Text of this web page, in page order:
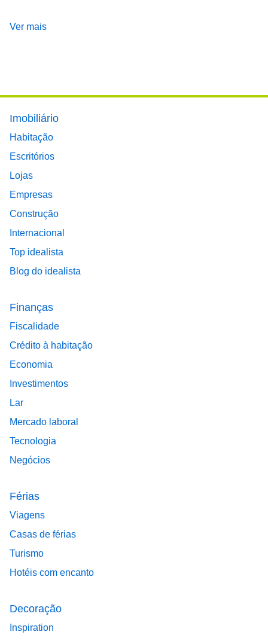
Ver mais
Footer main menu
Imobiliário
Habitação
Escritórios
Lojas
Empresas
Construção
Internacional
Top idealista
Blog do idealista
Finanças
Fiscalidade
Crédito à habitação
Economia
Investimentos
Lar
Mercado laboral
Tecnologia
Negócios
Férias
Viagens
Casas de férias
Turismo
Hotéis com encanto
Decoração
Inspiration